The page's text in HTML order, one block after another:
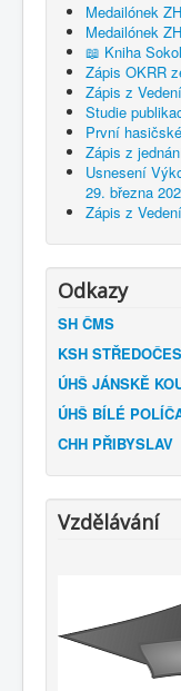
Medailónek
Medailónek
📖 Kniha
Zápis OKRR
Zápis z
Studie
První
Zápis z
Usnesení
29. března
Zápis z
Odkazy
SH ČMS
KSH
ÚHŠ JÁNSKĚ
ÚHŠ BÍLÉ
CHH PŘIBYSLAV
Vzdělávání